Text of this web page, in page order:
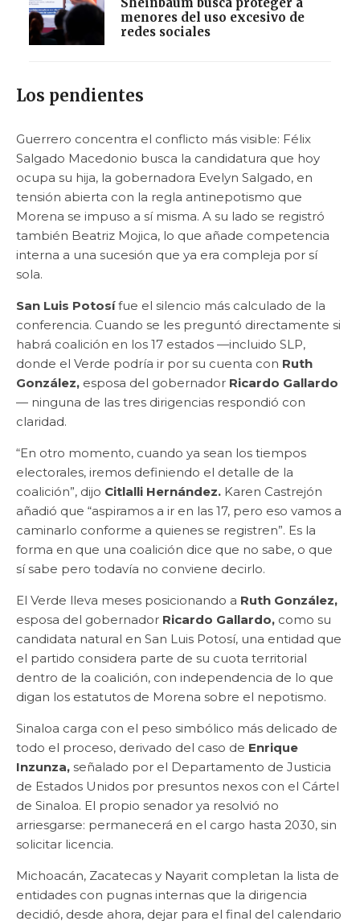
menores del uso excesivo de
redes sociales
Los pendientes
Guerrero concentra el conflicto más visible: Félix
Salgado Macedonio busca la candidatura que hoy
ocupa su hija, la gobernadora Evelyn Salgado, en
tensión abierta con la regla antinepotismo que
Morena se impuso a sí misma. A su lado se registró
también Beatriz Mojica, lo que añade competencia
interna a una sucesión que ya era compleja por sí
sola.
San Luis Potosífue el silencio más calculado de la
conferencia. Cuando se les preguntó directamente si
habrá coalición en los 17 estados —incluido SLP,
donde el Verde podría ir por su cuenta con Ruth
González, esposa del gobernador Ricardo Gallardo
— ninguna de las tres dirigencias respondió con
claridad.
“En otro momento, cuando ya sean los tiempos
electorales, iremos definiendo el detalle de la
coalición”, dijo Citlalli Hernández. Karen Castrejón
añadió que “aspiramos a ir en las 17, pero eso vamos a
caminarlo conforme a quienes se registren”. Es la
forma en que una coalición dice que no sabe, o que
sí sabe pero todavía no conviene decirlo.
El Verde lleva meses posicionando a Ruth González,
esposa del gobernador Ricardo Gallardo, como su
candidata natural en San Luis Potosí, una entidad que
el partido considera parte de su cuota territorial
dentro de la coalición, con independencia de lo que
digan los estatutos de Morena sobre el nepotismo.
Sinaloa carga con el peso simbólico más delicado de
todo el proceso, derivado del caso de Enrique
Inzunza, señalado por el Departamento de Justicia
de Estados Unidos por presuntos nexos con el Cártel
de Sinaloa. El propio senador ya resolvió no
arriesgarse: permanecerá en el cargo hasta 2030, sin
solicitar licencia.
Michoacán, Zacatecas y Nayarit completan la lista de
entidades con pugnas internas que la dirigencia
decidió, desde ahora, dejar para el final del calendario